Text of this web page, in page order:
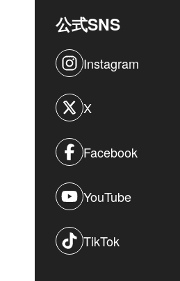
公式SNS
Instagram
X
Facebook
YouTube
TikTok